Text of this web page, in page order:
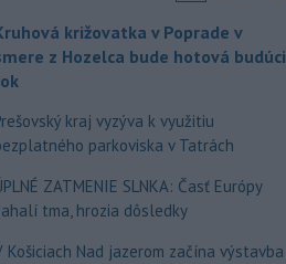
križovatka v Poprade v
z Hozelca bude hotová budúci
kraj vyzýva k využitiu
parkoviska v Tatrách
ZATMENIE SLNKA: Časť Európy
tma, hrozia dôsledky
Košiciach Nad jazerom začína výstavba